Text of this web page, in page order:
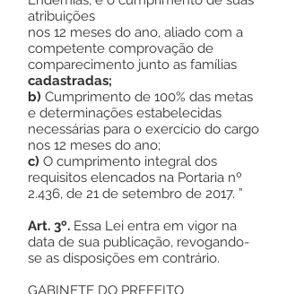
atribuições
nos 12 meses do ano, aliado com a
competente comprovação de
comparecimento junto as famílias
cadastradas;
b) Cumprimento de 100% das metas
e determinações estabelecidas
necessárias para o exercício do cargo
nos 12 meses do ano;
c) O cumprimento integral dos
requisitos elencados na Portaria nº
2.436, de 21 de setembro de 2017. ”
Art. 3º. Essa Lei entra em vigor na
data de sua publicação, revogando-
se as disposições em contrário.
GABINETE DO PREFEITO